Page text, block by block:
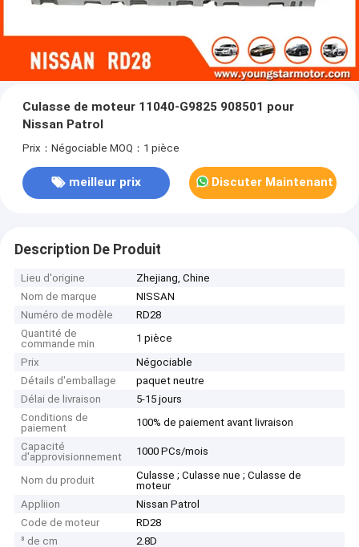
Culasse de moteur 11040-G9825 908501 pour
Nissan Patrol
Prix：Négociable MOQ：1 pièce
meilleur prix Discuter Maintenant
Description De Produit
Lieu d'origine
Zhejiang, Chine
Nom de marque
NISSAN
Numéro de modèle
RD28
Quantité de
commande min
1 pièce
Prix
Négociable
Détails d'emballage
paquet neutre
Délai de livraison
5-15 jours
Conditions de
paiement
100% de paiement avant livraison
Capacité
d'approvisionnement
1000 PCs/mois
Nom du produit
Culasse ; Culasse nue ; Culasse de
moteur
Appliion
Nissan Patrol
Code de moteur
RD28
³ de cm
2.8D